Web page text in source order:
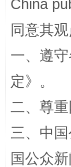
全民健身
阿坝州
China
同意其
一、遵
定》。
二、尊
三、中
国公众